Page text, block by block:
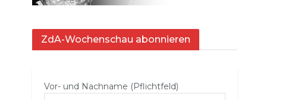
ZdA-Wochenschau abonnieren
Vor- und Nachname (Pflichtfeld)